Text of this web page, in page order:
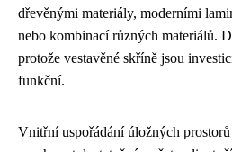
dřevěnými materiály, moderními
nebo kombinací různých materiálů.
protože vestavěné skříně jsou
funkční.
Vnitřní uspořádání úložných